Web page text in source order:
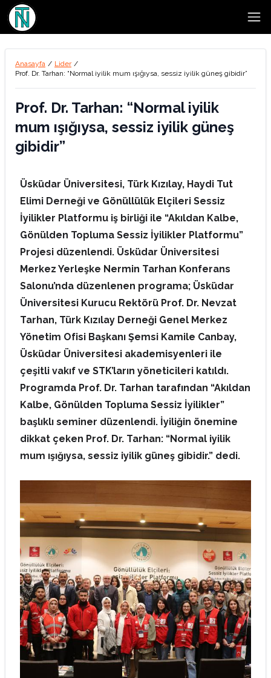
Anasayfa / Lider /
Prof. Dr. Tarhan: “Normal iyilik mum ışığıysa, sessiz iyilik güneş gibidir”
Prof. Dr. Tarhan: “Normal iyilik
mum ışığıysa, sessiz iyilik güneş
gibidir”
Üsküdar Üniversitesi, Türk Kızılay, Haydi Tut
Elimi Derneği ve Gönüllülük Elçileri Sessiz
İyilikler Platformu iş birliği ile “Akıldan Kalbe,
Gönülden Topluma Sessiz İyilikler Platformu”
Projesi düzenlendi. Üsküdar Üniversitesi
Merkez Yerleşke Nermin Tarhan Konferans
Salonu’nda düzenlenen programa; Üsküdar
Üniversitesi Kurucu Rektörü Prof. Dr. Nevzat
Tarhan, Türk Kızılay Derneği Genel Merkez
Yönetim Ofisi Başkanı Şemsi Kamile Canbay,
Üsküdar Üniversitesi akademisyenleri ile
çeşitli vakıf ve STK’ların yöneticileri katıldı.
Programda Prof. Dr. Tarhan tarafından “Akıldan
Kalbe, Gönülden Topluma Sessiz İyilikler”
başlıklı seminer düzenlendi. İyiliğin önemine
dikkat çeken Prof. Dr. Tarhan: “Normal iyilik
mum ışığıysa, sessiz iyilik güneş gibidir.” dedi.